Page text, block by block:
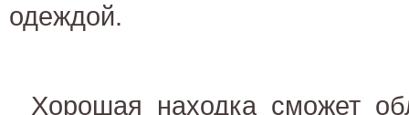
одеждой.
Хорошая находка сможет